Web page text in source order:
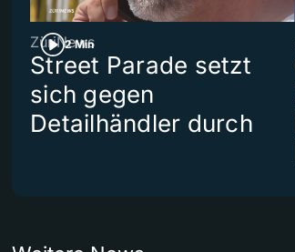
2 Min
ZüriNews
Street Parade setzt
sich gegen
Detailhändler durch